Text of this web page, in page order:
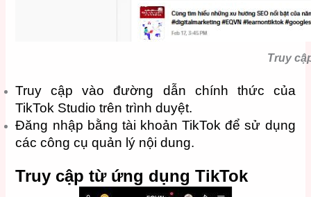
Truy
Truy cập vào đường dẫn chính thức của
TikTok Studio trên trình duyệt.
Đăng nhập bằng tài khoản TikTok để sử dụng
các công cụ quản lý nội dung.
Truy cập từ ứng dụng TikTok